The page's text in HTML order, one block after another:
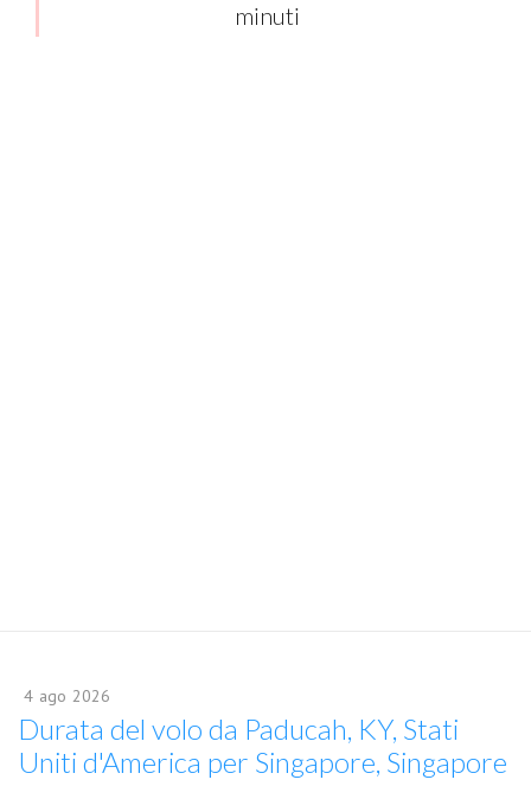
minuti
4 ago 2026
Durata del volo da Paducah, KY, Stati
Uniti d'America per Singapore, Singapore